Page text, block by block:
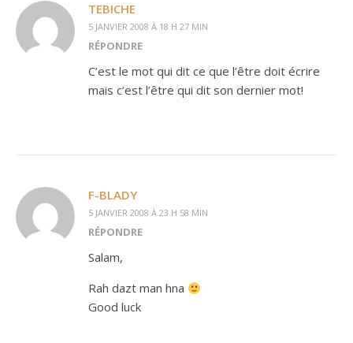
TEBICHE
5 JANVIER 2008 À 18 H 27 MIN
RÉPONDRE
C’est le mot qui dit ce que l’être doit écrire
mais c’est l’être qui dit son dernier mot!
F-BLADY
5 JANVIER 2008 À 23 H 58 MIN
RÉPONDRE
Salam,
Rah dazt man hna
Good luck